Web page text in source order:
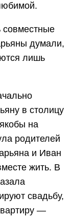
совместные
думали,
лишь
в столицу
на
родителей
и Иван
жить. В
свадьбу,
—